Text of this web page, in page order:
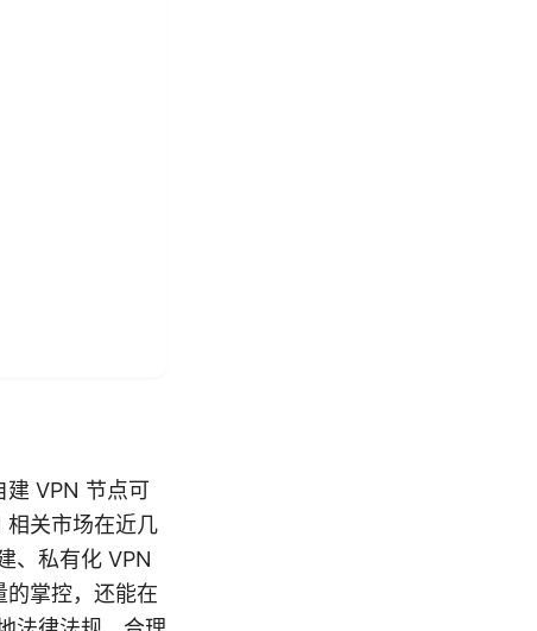
VPN 节点可
相关市场在近几
、私有化 VPN
的掌控，还能在